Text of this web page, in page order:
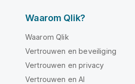
Waarom Qlik?
Waarom Qlik
Vertrouwen en beveiliging
Vertrouwen en privacy
Vertrouwen en AI